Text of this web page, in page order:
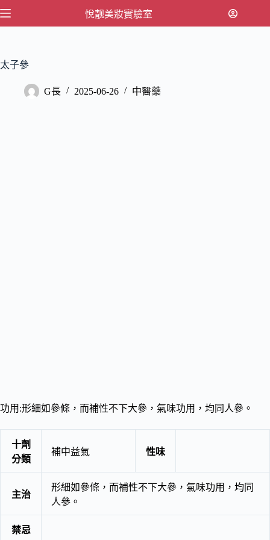
跳
內
悅靓美妝實驗室
太子參
G長 2025-06-26 中醫藥
功用:形細如參條，而補性不下大參，氣味功用，均同人參。
十劑
分類
補中益氣 性味
主治
形細如參條，而補性不下大參，氣味功用，均同
人參。
禁忌